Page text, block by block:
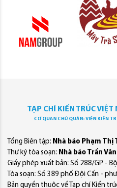
TẠP CHÍ KIẾN TRÚC
CƠ QUAN CHỦ QUẢN: VIỆN KIẾN
Tổng Biên tập: Nhà báo Phạm Thị
Thư ký tòa soạn: Nhà báo Trần
Giấy phép xuất bản: Số 288/GP -
Tòa soạn: Số 389 phố Đội Cấn -
Bản quyền thuộc về Tạp chí Kiến